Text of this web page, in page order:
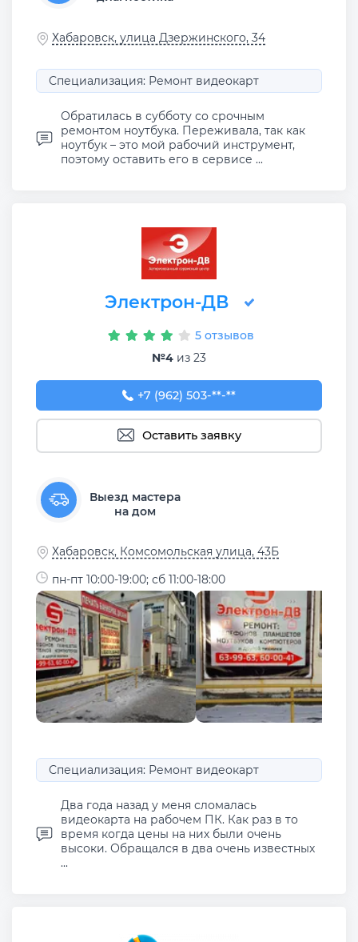
Хабаровск, улица Дзержинского, 34
Специализация: Ремонт видеокарт
Обратилась в субботу со срочным
ремонтом ноутбука. Переживала, так как
ноутбук – это мой рабочий инструмент,
поэтому оставить его в сервисе ...
Электрон-ДВ
5 отзывов
№4 из 23
+7 (962) 503-99-63
+7 (962) 503-**-**
Оставить заявку
Выезд мастера
на дом
Хабаровск, Комсомольская улица, 43Б
пн-пт 10:00-19:00; сб 11:00-18:00
Специализация: Ремонт видеокарт
Два года назад у меня сломалась
видеокарта на рабочем ПК. Как раз в то
время когда цены на них были очень
высоки. Обращался в два очень известных
...